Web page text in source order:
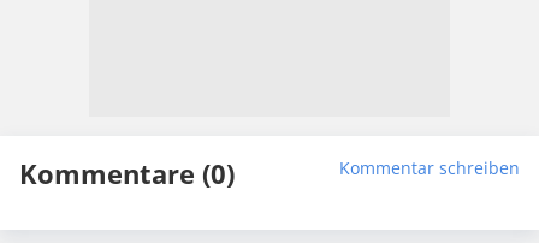
Kommentare (0) Kommentar schreiben